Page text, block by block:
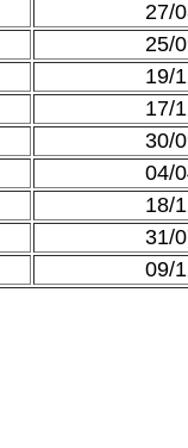
27/
25/
19/
17/
30/
04/
18/
31/
09/